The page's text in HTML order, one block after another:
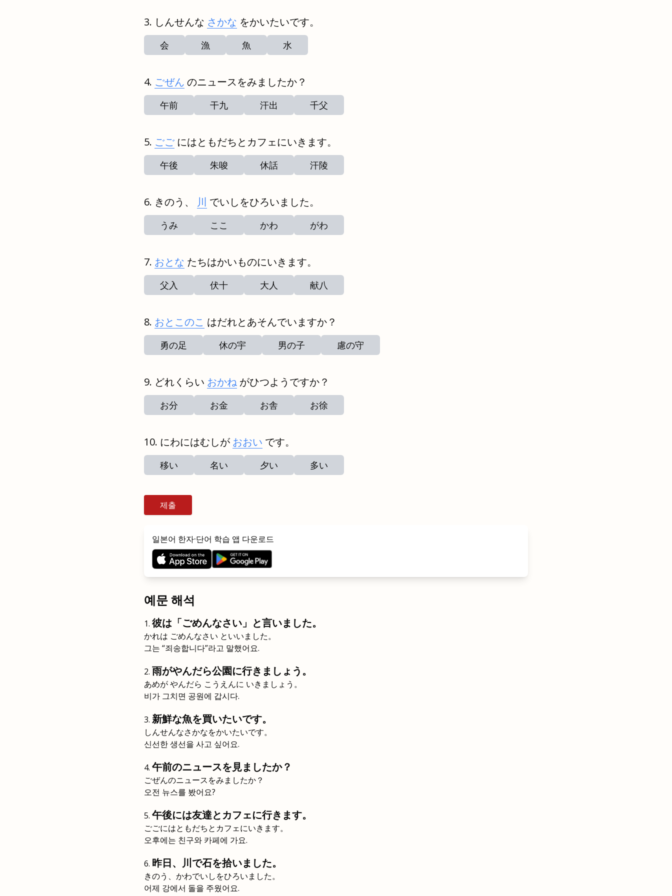
しんせんな さかな をかいたいです。
会 漁 魚 水
ごぜん のニュースをみましたか？
午前 干九 汗出 千父
ごご にはともだちとカフェにいきます。
午後 朱唆 休話 汗陵
きのう、 川 でいしをひろいました。
うみ ここ かわ がわ
おとな たちはかいものにいきます。
父入 伏十 大人 献八
おとこのこ はだれとあそんでいますか？
勇の足 休の宇 男の子 慮の守
どれくらい おかね がひつようですか？
お分 お金 お舎 お徐
にわにはむしが おおい です。
移い 名い 夕い 多い
제출
일본어 한자·단어 학습 앱 다운로드
예문 해석
彼は「ごめんなさい」と言いました。
かれは ごめんなさい といいました。
그는 “죄송합니다”라고 말했어요.
雨がやんだら公園に行きましょう。
あめが やんだら こうえんに いきましょう。
비가 그치면 공원에 갑시다.
新鮮な魚を買いたいです。
しんせんなさかなをかいたいです。
신선한 생선을 사고 싶어요.
午前のニュースを見ましたか？
ごぜんのニュースをみましたか？
오전 뉴스를 봤어요?
午後には友達とカフェに行きます。
ごごにはともだちとカフェにいきます。
오후에는 친구와 카페에 가요.
昨日、川で石を拾いました。
きのう、かわでいしをひろいました。
어제 강에서 돌을 주웠어요.